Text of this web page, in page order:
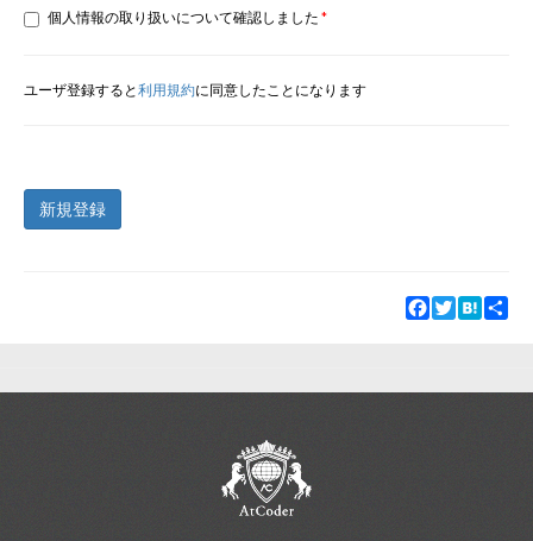
個人情報の取り扱いについて確認しました
ユーザ登録すると利用規約に同意したことになります
新規登録
Facebook
TwitterHatena